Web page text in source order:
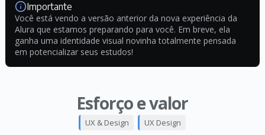
Importante
Você está vendo a versão anterior da nova experiência da
Alura que estamos preparando para você. Em breve, ela
ganha uma identidade visual novinha totalmente pensada
em potencializar seus estudos!
Esforço e valor
UX & Design UX Design